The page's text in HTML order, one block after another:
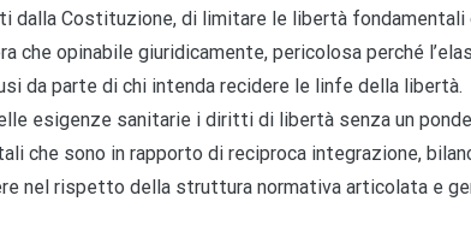
dalla Costituzione, di limitare le libertà
che opinabile giuridicamente, pericolosa perché
da parte di chi intenda recidere le linfe della libertà.
esigenze sanitarie i diritti di libertà senza un
che sono in rapporto di reciproca integrazione,
nel rispetto della struttura normativa articolata e